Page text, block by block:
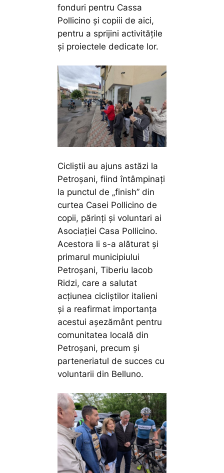
fonduri pentru Cassa
Pollicino și copiii de aici,
pentru a sprijini activitățile
și proiectele dedicate lor.
Cicliștii au ajuns astăzi la
Petroșani, fiind întâmpinați
la punctul de „finish” din
curtea Casei Pollicino de
copii, părinți și voluntari ai
Asociației Casa Pollicino.
Acestora li s-a alăturat și
primarul municipiului
Petroșani, Tiberiu Iacob
Ridzi, care a salutat
acțiunea cicliștilor italieni
și a reafirmat importanța
acestui așezământ pentru
comunitatea locală din
Petroșani, precum și
parteneriatul de succes cu
voluntarii din Belluno.